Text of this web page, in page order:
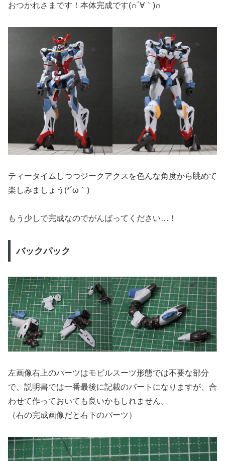
おつかれさまです！本体完成です(∩´∀｀)∩
ティータイムしつつジークアクスを色んな角度から眺めて
楽しみましょう(*´ω｀)
もう少しで完成なのでがんばってください…！
バックパック
左画像右上のパーツはモビルスーツ形態では不要な部分
で、説明書では一番最後に記載のパートになりますが、合
わせて作っておいても良いかもしれません。
（右の完成画像だと右下のパーツ）